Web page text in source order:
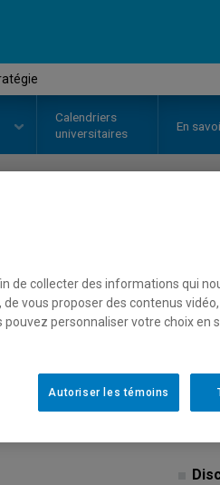
Calendriers
universitaires
En
de collecter des informations qui
vous proposer des contenus vidéo,
personnaliser votre choix en
Autoriser les témoins